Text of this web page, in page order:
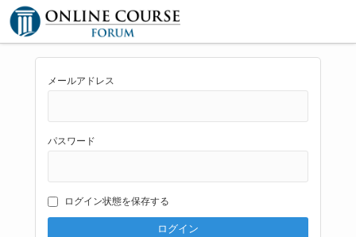
メールアドレス
パスワード
ログイン状態を保存する